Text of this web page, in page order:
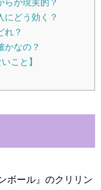
が現実的？
どう効く？
れ？
かなの？
こと】
ボール』のクリリン